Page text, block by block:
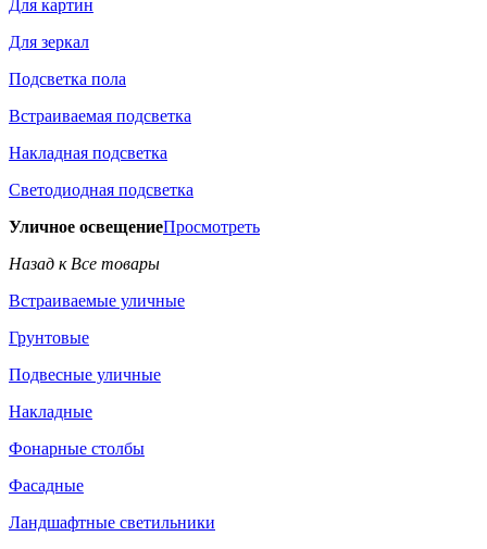
Для картин
Для зеркал
Подсветка пола
Встраиваемая подсветка
Накладная подсветка
Светодиодная подсветка
Уличное освещениеПросмотреть
Назад к Все товары
Встраиваемые уличные
Грунтовые
Подвесные уличные
Накладные
Фонарные столбы
Фасадные
Ландшафтные светильники